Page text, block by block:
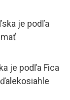
je podľa Fica